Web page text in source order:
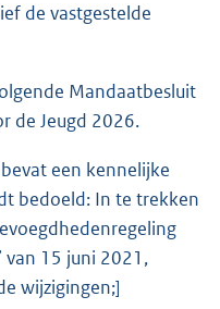
de vastgestelde
Mandaatbesluit
de Jeugd 2026.
een kennelijke
bedoeld: In te trekken
van 15 juni 2021,
wijzigingen;]